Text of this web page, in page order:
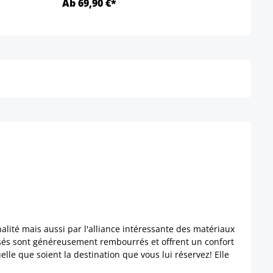
Ab 69,90 €*
mais aussi par l'alliance intéressante des matériaux
sont généreusement rembourrés et offrent un confort
que soient la destination que vous lui réservez! Elle